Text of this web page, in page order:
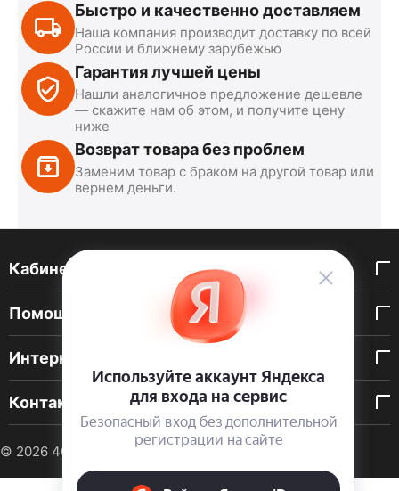
Быстро и качественно доставляем
Наша компания производит доставку по всей
России и ближнему зарубежью
Гарантия лучшей цены
Нашли аналогичное предложение дешевле
— скажите нам об этом, и получите цену
ниже
Возврат товара без проблем
Заменим товар с браком на другой товар или
вернем деньги.
Кабинет покупателя
Помощь покупателю
Интернет-магазин
Контакты
© 2026 40 DEN. Интернет-магазин